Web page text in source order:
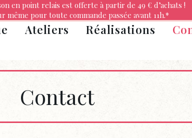
Ateliers Réalisations
Contact
en point relais est offerte à partir de 49 € d’achats !
même pour toute commande passée avant 11h.*